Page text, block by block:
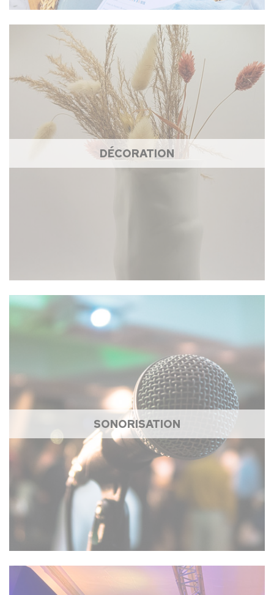
DÉCORATION
SONORISATION